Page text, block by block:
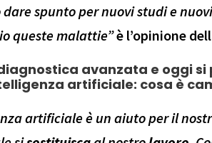
spunto per nuovi studi e
queste malattie”è l’opinione
avanzata e oggi
artificiale: cosa è
artificiale è un aiuto per il